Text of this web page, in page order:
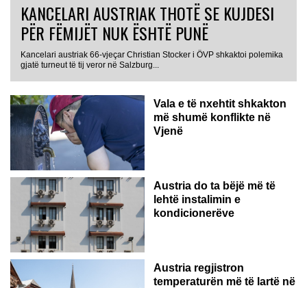
KANCELARI AUSTRIAK THOTË SE KUJDESI
PËR FËMIJËT NUK ËSHTË PUNË
Kancelari austriak 66-vjeçar Christian Stocker i ÖVP shkaktoi polemika
gjatë turneut të tij veror në Salzburg...
Vala e të nxehtit shkakton
më shumë konflikte në
Vjenë
Austria do ta bëjë më të
lehtë instalimin e
kondicionerëve
Austria regjistron
temperaturën më të lartë në